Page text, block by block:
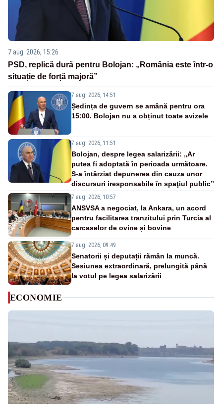
7 aug. 2026, 15:26
PSD, replică dură pentru Bolojan: „România este într-o
situație de forță majoră”
7 aug. 2026, 14:51
Ședința de guvern se amână pentru ora
15:00. Bolojan nu a obținut toate avizele
7 aug. 2026, 11:51
Bolojan, despre legea salarizării: „Ar
putea fi adoptată în perioada următoare.
S-a întârziat depunerea din cauza unor
discursuri iresponsabile în spaţiul public”
7 aug. 2026, 10:57
ANSVSA a negociat, la Ankara, un acord
pentru facilitarea tranzitului prin Turcia al
carcaselor de ovine și bovine
7 aug. 2026, 09:49
Senatorii și deputații rămân la muncă.
Sesiunea extraordinară, prelungită până
la votul pe legea salarizării
ECONOMIE